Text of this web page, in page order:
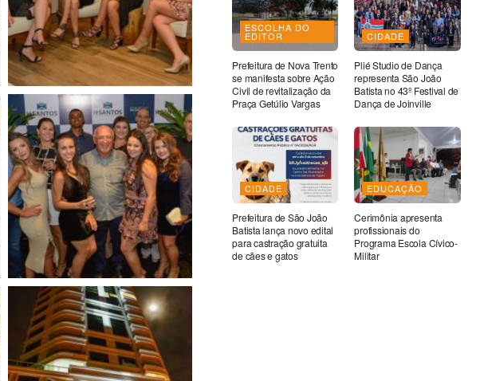
ESCOLHA DO
EDITOR
Prefeitura de Nova Trento
se manifesta sobre Ação
Civil de revitalização da
Praça Getúlio Vargas
CIDADE
Plié Studio de Dança
representa São João
Batista no 43º Festival de
Dança de Joinville
CIDADE
Prefeitura de São João
Batista lança novo edital
para castração gratuita
de cães e gatos
EDUCAÇÃO
Cerimônia apresenta
profissionais do
Programa Escola Cívico-
Militar